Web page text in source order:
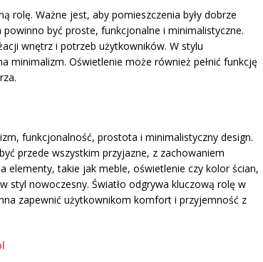
rolę. Ważne jest, aby pomieszczenia były dobrze
być proste, funkcjonalne i minimalistyczne.
wnętrz i potrzeb użytkowników. W stylu
minimalizm. Oświetlenie może również pełnić funkcję
funkcjonalność, prostota i minimalistyczny design.
przede wszystkim przyjazne, z zachowaniem
elementy, takie jak meble, oświetlenie czy kolor ścian,
styl nowoczesny. Światło odgrywa kluczową rolę w
zapewnić użytkownikom komfort i przyjemność z